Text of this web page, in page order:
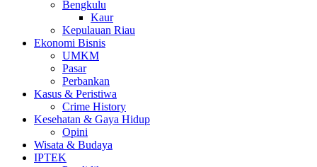
Bengkulu
Kaur
Kepulauan Riau
Ekonomi Bisnis
UMKM
Pasar
Perbankan
Kasus & Peristiwa
Crime History
Kesehatan & Gaya Hidup
Opini
Wisata & Budaya
IPTEK